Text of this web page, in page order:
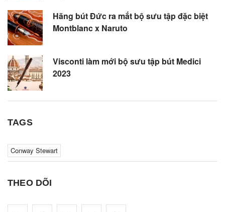
Hãng bút Đức ra mắt bộ sưu tập đặc biệt
Montblanc x Naruto
Visconti làm mới bộ sưu tập bút Medici
2023
TAGS
Conway Stewart
THEO DÕI